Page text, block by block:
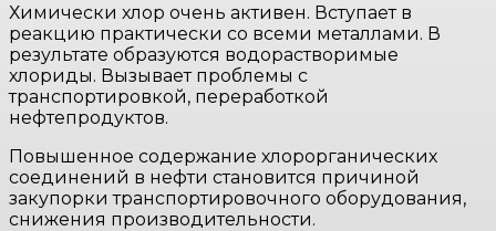
Химически хлор очень активен. Вступает в
реакцию практически со всеми металлами. В
результате образуются водорастворимые
хлориды. Вызывает проблемы с
транспортировкой, переработкой
нефтепродуктов.
Повышенное содержание хлорорганических
соединений в нефти становится причиной
закупорки транспортировочного оборудования,
снижения производительности.